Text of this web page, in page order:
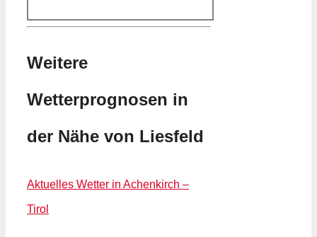
Weitere
Wetterprognosen in
der Nähe von Liesfeld
Aktuelles Wetter in Achenkirch –
Tirol